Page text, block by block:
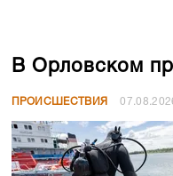
В Орловском
ПРОИСШЕСТВИЯ